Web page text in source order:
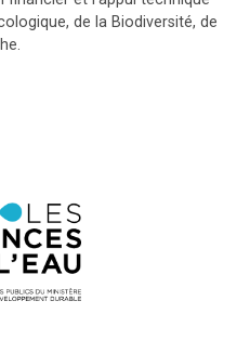
de la Biodiversité, de